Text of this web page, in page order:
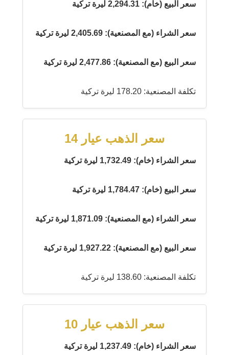
سعر البيع (خام): 2,294.31 ليرة تركية
سعر الشراء (مع المصنعية): 2,405.69 ليرة تركية
سعر البيع (مع المصنعية): 2,477.86 ليرة تركية
تكلفة المصنعية: 178.20 ليرة تركية
سعر الذهب عيار 14
سعر الشراء (خام): 1,732.49 ليرة تركية
سعر البيع (خام): 1,784.47 ليرة تركية
سعر الشراء (مع المصنعية): 1,871.09 ليرة تركية
سعر البيع (مع المصنعية): 1,927.22 ليرة تركية
تكلفة المصنعية: 138.60 ليرة تركية
سعر الذهب عيار 10
سعر الشراء (خام): 1,237.49 ليرة تركية